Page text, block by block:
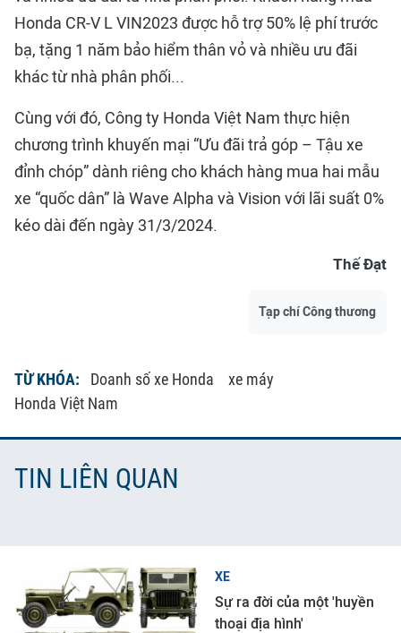
Honda CR-V L VIN2023 được hỗ trợ 50% lệ phí trước
bạ, tặng 1 năm bảo hiểm thân vỏ và nhiều ưu đãi
khác từ nhà phân phối...
Cùng với đó, Công ty Honda Việt Nam thực hiện
chương trình khuyến mại “Ưu đãi trả góp – Tậu xe
đỉnh chóp” dành riêng cho khách hàng mua hai mẫu
xe “quốc dân” là Wave Alpha và Vision với lãi suất 0%
kéo dài đến ngày 31/3/2024.
Thế Đạt
Tạp chí Công thương
TỪ KHÓA: Doanh số xe Honda
xe máy
Honda Việt Nam
TIN LIÊN QUAN
XE
Sự ra đời của một 'huyền
thoại địa hình'